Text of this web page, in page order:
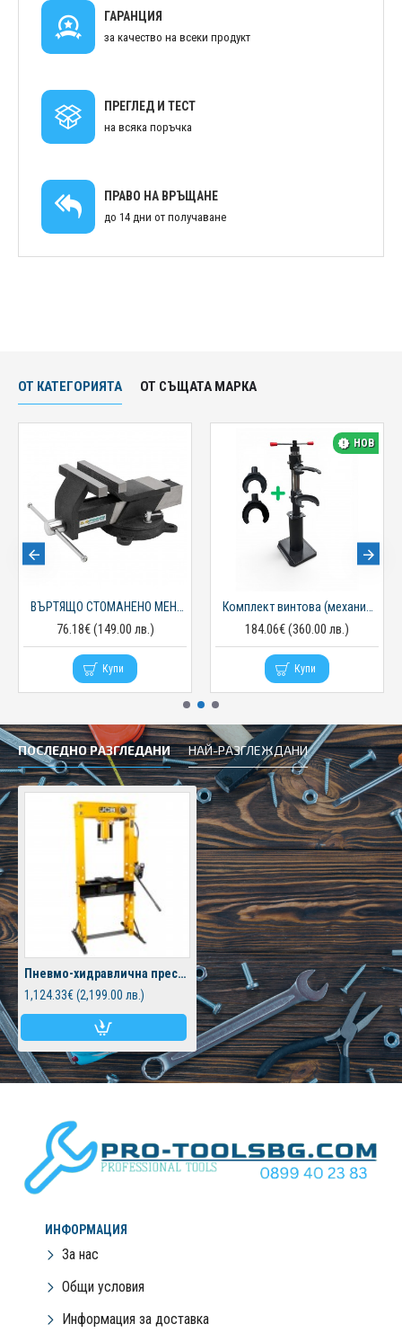
ГАРАНЦИЯ
за качество на всеки продукт
ПРЕГЛЕД И ТЕСТ
на всяка поръчка
ПРАВО НА ВРЪЩАНЕ
до 14 дни от получаване
ОТ КАТЕГОРИЯТА ОТ СЪЩАТА МАРКА
76.18€ (149.00 лв.)
Купи
НОВ
184.06€ (360.00 лв.)
Купи
ПОСЛЕДНО РАЗГЛЕДАНИ НАЙ-РАЗГЛЕЖДАНИ
Пневмо-хидравлична преса 40 тона JCB , TY40001
1,124.33€ (2,199.00 лв.)
ИНФОРМАЦИЯ
За нас
Общи условия
Информация за доставка